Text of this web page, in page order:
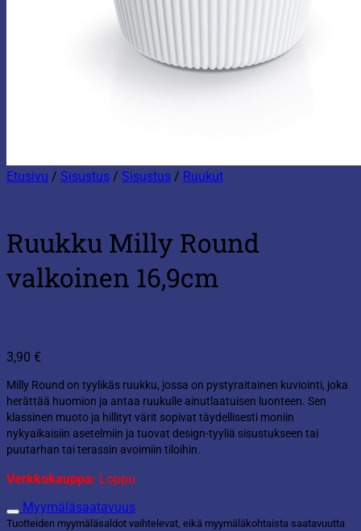
Etusivu / Sisustus / Sisustus / Ruukut
Ruukku Milly Round
valkoinen 16,9cm
3,90 €
Milly Round on tyylikäs ruukku, jossa on pystyraitainen kuviointi, joka
herättää huomion ja antaa ruukulle ainutlaatuisen luonteen. Sen
klassinen muoto ja hillityt värit sopivat täydellisesti moniin
nykyaikaisiin asetelmiin ja tuovat design-tyyliä sisustukseen tai
puutarhan tai terassin avoimiin tiloihin.
Verkkokauppa: Loppu
Myymäläsaatavuus
Tuotteiden myymäläsaldot vaihtelevat, eikä myymäläkohtaista saatavuutta